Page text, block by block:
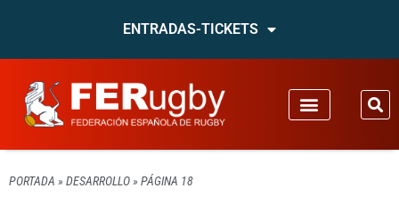
ENTRADAS-TICKETS
PORTADA » DESARROLLO» PÁGINA 18